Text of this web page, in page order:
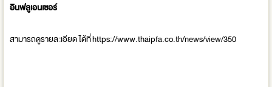
อินฟลูเอนเซอร์
สามารถดูรายละเอียด ได้ที่ https://www.thaipfa.co.th/news/view/350